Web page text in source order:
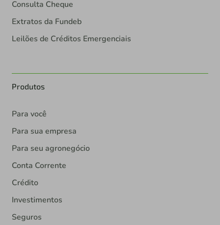
Consulta Cheque
Extratos da Fundeb
Leilões de Créditos Emergenciais
Produtos
Para você
Para sua empresa
Para seu agronegócio
Conta Corrente
Crédito
Investimentos
Seguros